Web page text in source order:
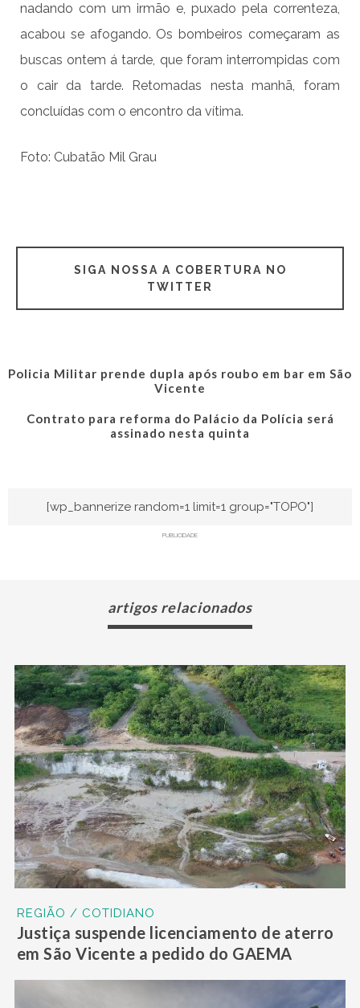
nadando com um irmão e, puxado pela correnteza,
acabou se afogando. Os bombeiros começaram as
buscas ontem á tarde, que foram interrompidas com
o cair da tarde. Retomadas nesta manhã, foram
concluídas com o encontro da vítima.
Foto: Cubatão Mil Grau
SIGA NOSSA A COBERTURA NO
TWITTER
Policia Militar prende dupla após roubo em bar em São
Vicente
Contrato para reforma do Palácio da Polícia será
assinado nesta quinta
[wp_bannerize random=1 limit=1 group="TOPO"]
PUBLICIDADE
artigos relacionados
REGIÃO / COTIDIANO
Justiça suspende licenciamento de aterro
em São Vicente a pedido do GAEMA